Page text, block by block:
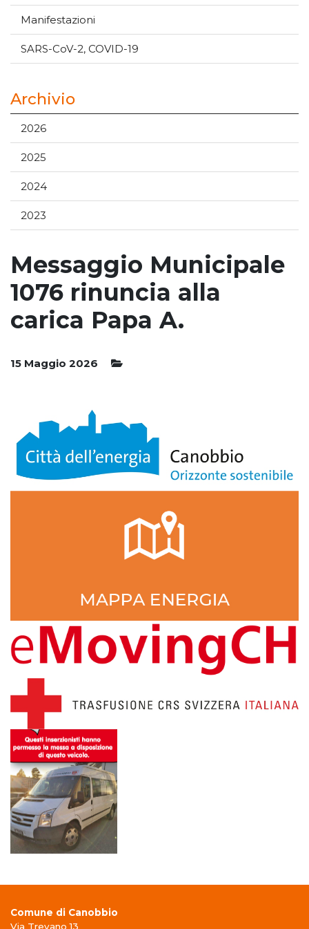
Manifestazioni
SARS-CoV-2, COVID-19
Archivio
2026
2025
2024
2023
Messaggio Municipale
1076 rinuncia alla
carica Papa A.
15 Maggio 2026
Comune di Canobbio
Via Trevano 13